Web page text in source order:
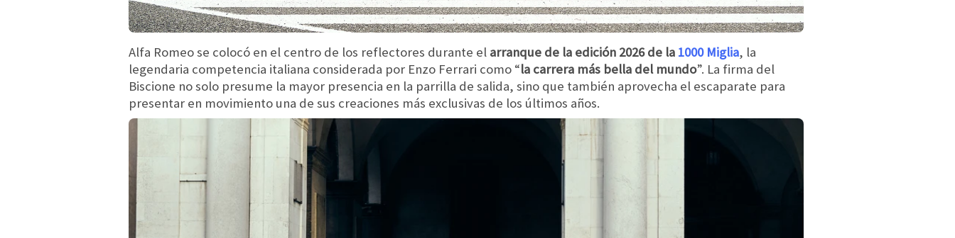
Alfa Romeo se colocó en el centro de los reflectores durante el arranque de la edición 2026 de la 1000 Miglia, la
legendaria competencia italiana considerada por Enzo Ferrari como “la carrera más bella del mundo”. La firma del
Biscione no solo presume la mayor presencia en la parrilla de salida, sino que también aprovecha el escaparate para
presentar en movimiento una de sus creaciones más exclusivas de los últimos años.